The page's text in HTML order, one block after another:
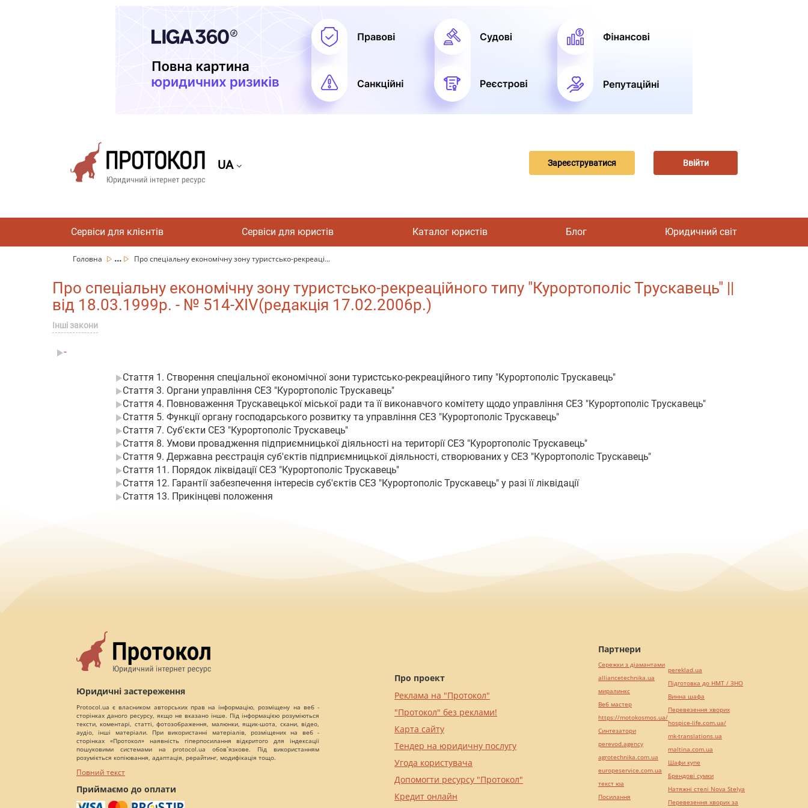
UA Зареєструватися Ввійти
Сервіси для клієнтів Сервіси для юристів Каталог юристів Блог Юридичний світ
Головна ... Про спеціальну економічну зону туристсько-рекреаці...
Про спеціальну економічну зону туристсько-рекреаційного типу "Курортополіс Трускавець" ||
від 18.03.1999р. - № 514-XIV(редакція 17.02.2006р.)
Інші закони
-
Стаття 1. Створення спеціальної економічної зони туристсько-рекреаційного типу "Курортополіс Трускавець"
Стаття 3. Органи управління СЕЗ "Курортополіс Трускавець"
Стаття 4. Повноваження Трускавецької міської ради та її виконавчого комітету щодо управління СЕЗ "Курортополіс Трускавець"
Стаття 5. Функції органу господарського розвитку та управління СЕЗ "Курортополіс Трускавець"
Стаття 7. Суб'єкти СЕЗ "Курортополіс Трускавець"
Стаття 8. Умови провадження підприємницької діяльності на території СЕЗ "Курортополіс Трускавець"
Стаття 9. Державна реєстрація суб'єктів підприємницької діяльності, створюваних у СЕЗ "Курортополіс Трускавець"
Стаття 11. Порядок ліквідації СЕЗ "Курортополіс Трускавець"
Стаття 12. Гарантії забезпечення інтересів суб'єктів СЕЗ "Курортополіс Трускавець" у разі її ліквідації
Стаття 13. Прикінцеві положення
Юридичні застереження
Protocol.ua є власником авторських прав на інформацію, розміщену на веб -
сторінках даного ресурсу, якщо не вказано інше. Під інформацією розуміються
тексти, коментарі, статті, фотозображення, малюнки, ящик-шота, скани, відео,
аудіо, інші матеріали. При використанні матеріалів, розміщених на веб -
сторінках «Протокол» наявність гіперпосилання відкритого для індексації
пошуковими системами на protocol.ua обов`язкове. Під використанням
розуміється копіювання, адаптація, рерайтинг, модифікація тощо.
Повний текст
Приймаємо до оплати
Про проект
Реклама на "Протокол"
"Протокол" без реклами!
Карта сайту
Тендер на юридичну послугу
Угода користувача
Допомогти ресурсу "Протокол"
Кредит онлайн
Партнери
Сережки з діамантами
alliancetechnika.ua
миралинкс
Веб мастер
https://motokosmos.ua/
Синтезатори
perevod.agency
agrotechnika.com.ua
europeservice.com.ua
текст юа
Посилання
pereklad.ua
Підготовка до НМТ / ЗНО
Винна шафа
Перевезення хворих
hospice-life.com.ua/
mk-translations.ua
maltina.com.ua
Шафи купе
Брендові сумки
Натяжні стелі Nova Stelya
Перевезення хворих за